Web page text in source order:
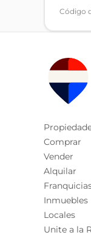
-
Gastos
Cada
La
Código
Comprar
Vender
Alquilar
Inmuebles
Locales
Unite a la